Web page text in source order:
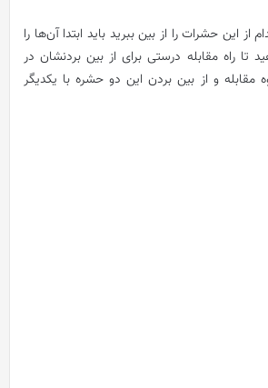
از این حشرات را از بین ببرید باید ابتدا آن‌ها را
راه مقابله درستی برای از بین بردنشان در
مقابله و از بین بردن این دو حشره با یکدیگر